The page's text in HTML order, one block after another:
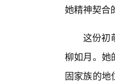
她精神契合
这份初
柳如月。她
固家族的地